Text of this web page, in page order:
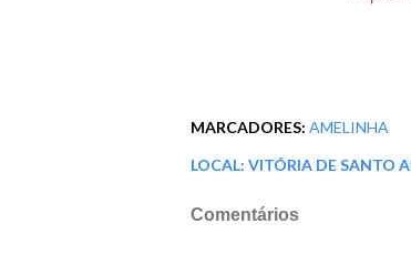
MARCADORES: AMELINHA
LOCAL: VITÓRIA DE SANTO
Comentários